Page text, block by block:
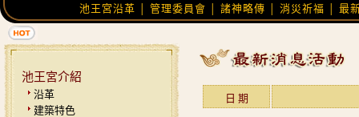
池王宮沿革 管理委員會 諸神略傳 消災祈福 最
池王宮介紹
沿革
建築特色
日 期